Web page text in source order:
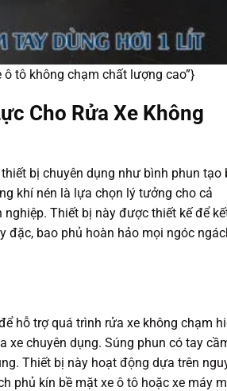
tô không chạm chất lượng cao”}
Cho Rửa Xe Không
thiết bị chuyên dụng như bình phun tạo
khí nén là lựa chọn lý tưởng cho cả
Thiết bị này được thiết kế để
đặc, bao phủ hoàn hảo mọi ngóc
hỗ trợ quá trình rửa xe không chạm
xe chuyên dụng. Súng phun có tay
Thiết bị này hoạt động dựa trên
phủ kín bề mặt xe ô tô hoặc xe máy